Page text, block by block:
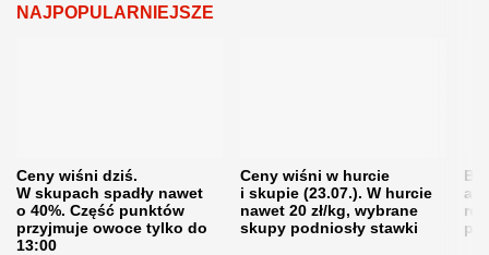
NAJPOPULARNIEJSZE
Ceny wiśni dziś.
W skupach spadły nawet
o 40%. Część punktów
przyjmuje owoce tylko do
13:00
Ceny wiśni w hurcie
i skupie (23.07.). W hurcie
nawet 20 zł/kg, wybrane
skupy podniosły stawki